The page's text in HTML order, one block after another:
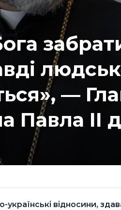
забрати
—
Павла II
українські відносини,